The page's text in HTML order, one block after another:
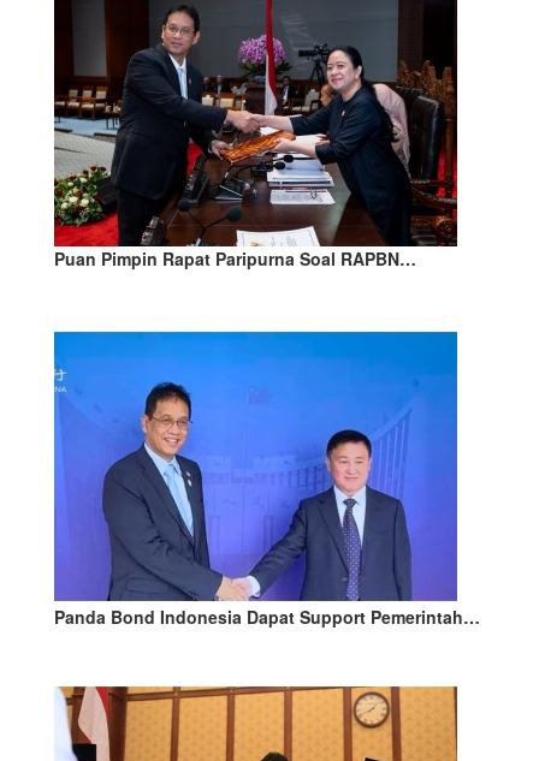
Puan Pimpin Rapat Paripurna Soal RAPBN…
Panda Bond Indonesia Dapat Support Pemerintah…